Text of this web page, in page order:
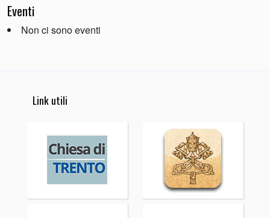
Eventi
Non ci sono eventi
Link utili